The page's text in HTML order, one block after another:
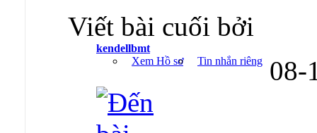
Viết bài cuối bởi
kendellbmt
Xem Hồ sơ
Tin nhắn riêng 08-